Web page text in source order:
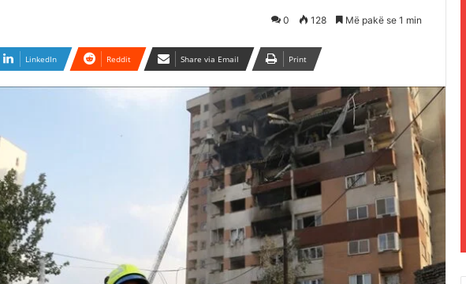
0 128 Më pakë se 1 min
LinkedIn Reddit Share via Email Print